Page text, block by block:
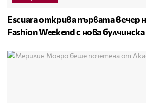
Escuara открива първата вечер
Fashion Weekend с нова